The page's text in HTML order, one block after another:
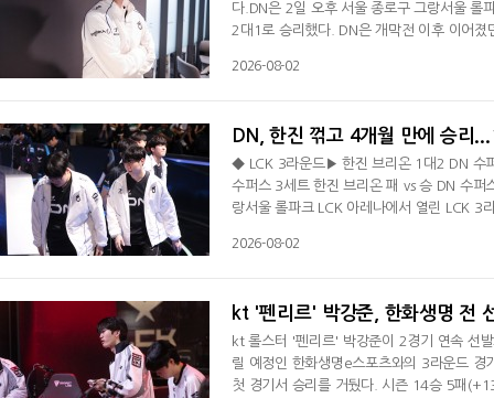
다.DN은 2일 오후 서울 종로구 그랑서울 롤
2대1로 승리했다. DN은 개막전 이후 이어
다"라며 "다행히 연패는 끊었지만 앞으로 경
2026-08-02
DN, 한진 꺾고 4개월 만에 승리
◆ LCK 3라운드▶ 한진 브리온 1대2 DN 수
수퍼스 3세트 한진 브리온 패 vs 승 DN 수
랑서울 롤파크 LCK 아레나에서 열린 LCK 3
기선을 제압했다. 1세트 초반 탑 칼날부리
2026-08-02
kt '펜리르' 박강준, 한화생명 전
kt 롤스터 '펜리르' 박강준이 2경기 연속 선
릴 예정인 한화생명e스포츠와의 3라운드
첫 경기서 승리를 거뒀다. 시즌 14승 5패